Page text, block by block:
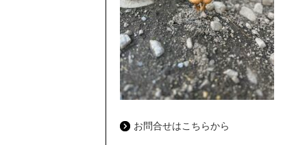
お問合せはこちらから